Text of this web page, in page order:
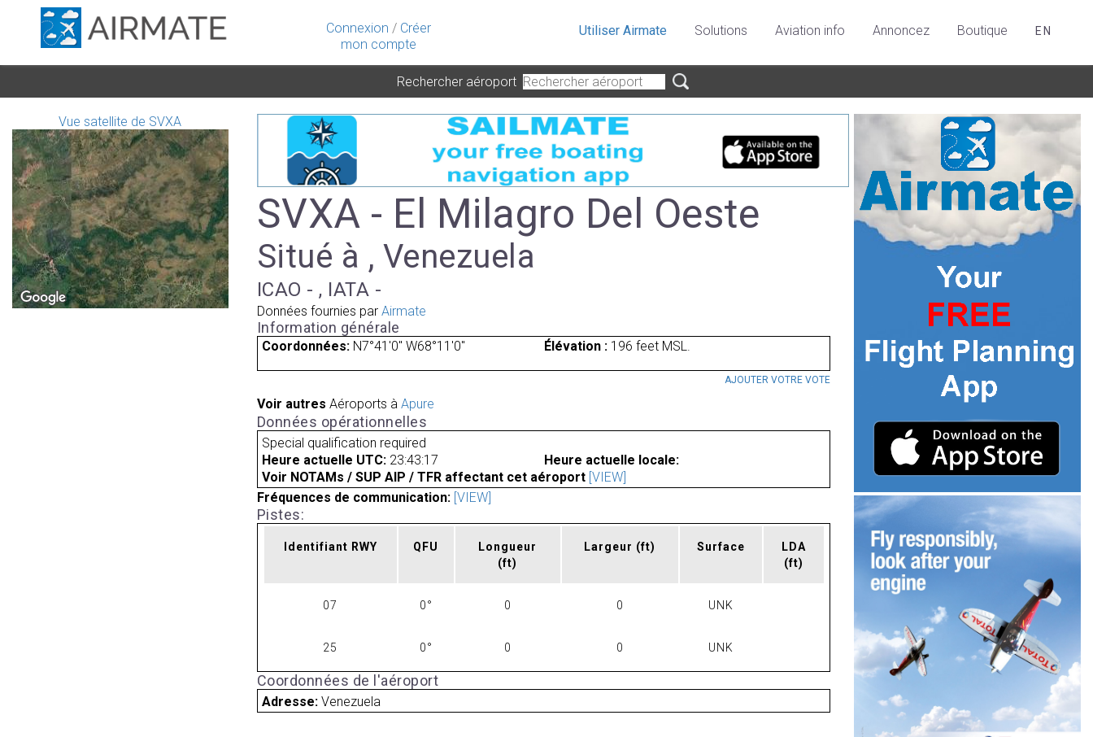
Connexion / Créer
mon compte
Utiliser Airmate Solutions Aviation info Annoncez Boutique EN
Rechercher aéroport
Vue satellite de SVXA
SVXA - El Milagro Del Oeste
Situé à , Venezuela
ICAO - , IATA -
Données fournies par Airmate
Information générale
Coordonnées: N7°41'0" W68°11'0" Élévation :196 feet MSL.
AJOUTER VOTRE VOTE
Voir autres Aéroports à Apure
Données opérationnelles
Special qualification required
Heure actuelle UTC: 23:43:17
Heure actuelle locale:
Voir NOTAMs / SUP AIP / TFR affectant cet aéroport [VIEW]
Fréquences de communication: [VIEW]
Pistes:
Identifiant RWY QFU
Longueur
(ft)
Largeur (ft) Surface
LDA
(ft)
07 0° 0 0 UNK
25 0° 0 0 UNK
Coordonnées de l'aéroport
Adresse:Venezuela